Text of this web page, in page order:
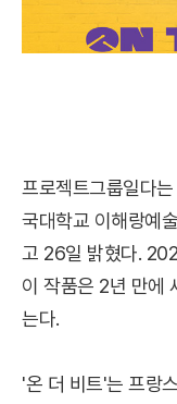
프로젝트그룹일다
국대학교 이해랑예
고 26일 밝혔다.
이 작품은 2년 만에
는다.
'온 더 비트'는 프랑